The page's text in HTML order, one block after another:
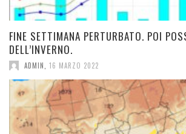
FINE SETTIMANA PERTURBATO. POI
DELL’INVERNO.
ADMIN 16 MARZO 2022